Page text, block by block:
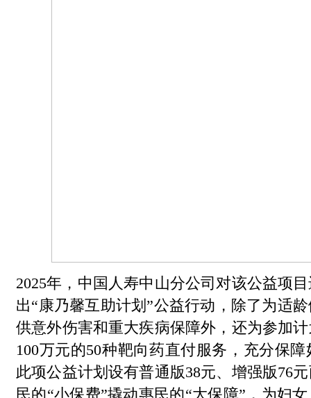
2025年，中国人寿中山分公司对该公益项
出“康乃馨互助计划”公益行动，除了为适
供意外伤害和重大疾病保障外，还为参加
100万元的50种靶向药直付服务，充分保
此项公益计划设有普通版38元、增强版76
民的“小保费”撬动惠民的“大保障”，为妇